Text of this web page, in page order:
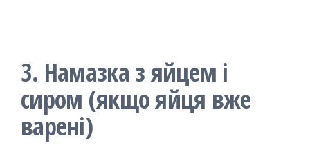
3. Намазка з яйцем і
сиром (якщо яйця вже
варені)